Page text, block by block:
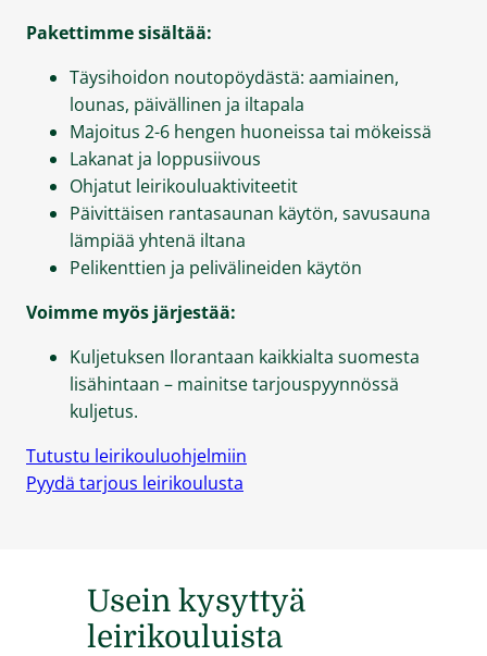
Pakettimme sisältää:
Täysihoidon noutopöydästä: aamiainen,
lounas, päivällinen ja iltapala
Majoitus 2-6 hengen huoneissa tai mökeissä
Lakanat ja loppusiivous
Ohjatut leirikouluaktiviteetit
Päivittäisen rantasaunan käytön, savusauna
lämpiää yhtenä iltana
Pelikenttien ja pelivälineiden käytön
Voimme myös järjestää:
Kuljetuksen Ilorantaan kaikkialta suomesta
lisähintaan – mainitse tarjouspyynnössä
kuljetus.
Tutustu leirikouluohjelmiin
Pyydä tarjous leirikoulusta
Usein kysyttyä
leirikouluista